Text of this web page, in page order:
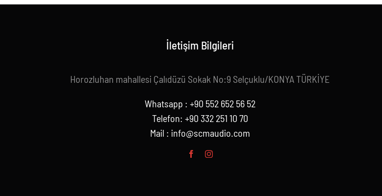
İletişim Bilgileri
Horozluhan mahallesi Çalıdüzü Sokak No:9 Selçuklu/KONYA TÜRKİYE
Whatsapp : +90 552 652 56 52
Telefon: +90 332 251 10 70
Mail : info@scmaudio.com